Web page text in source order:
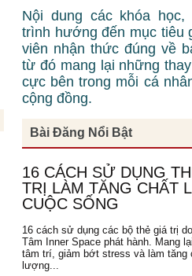
Nội dung các khóa học,
trình hướng đến mục tiêu
viên nhận thức đúng về
từ đó mang lại những
cực bên trong mỗi cá
cộng đồng.
Bài Đăng Nổi Bật
16 CÁCH SỬ DỤNG
TRỊ LÀM TĂNG CHẤT
CUỘC SỐNG
16 cách sử dụng các bộ thẻ giá trị
Tâm Inner Space phát hành. Mang
tâm trí, giảm bớt stress và làm tăng
lượng...